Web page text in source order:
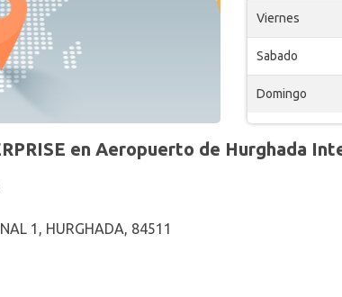
Viernes
Sabado
Domingo
en Aeropuerto de Hurghada
1, HURGHADA, 84511